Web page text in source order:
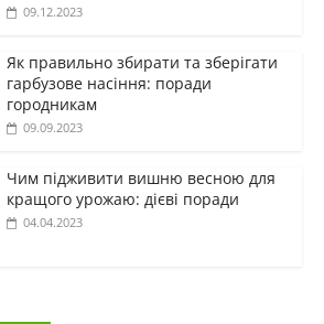
09.12.2023
Як правильно збирати та зберігати
гарбузове насіння: поради
городникам
09.09.2023
Чим підживити вишню весною для
кращого урожаю: дієві поради
04.04.2023